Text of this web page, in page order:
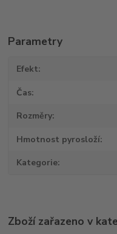
Parametry
Efekt
Čas
Rozměry
Hmotnost pyrosloží
Kategorie
Zboží zařazeno v